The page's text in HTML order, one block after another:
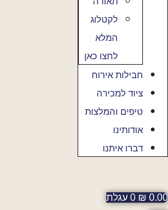
לקטלוג
המלא
לחצו כאן
חבילות אירוח
ציוד למכירה
טיפים והמלצות
אודותינו
דברו איתנו
₪
0 עגלת